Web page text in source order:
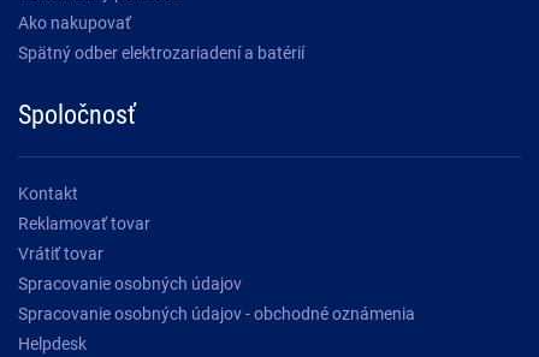
Ako nakupovať
Spätný odber elektrozariadení a batérií
Spoločnosť
Kontakt
Reklamovať tovar
Vrátiť tovar
Spracovanie osobných údajov
Spracovanie osobných údajov - obchodné oznámenia
Helpdesk